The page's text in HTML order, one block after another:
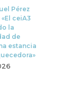
Pérez
ceiA3
la
de
estancia